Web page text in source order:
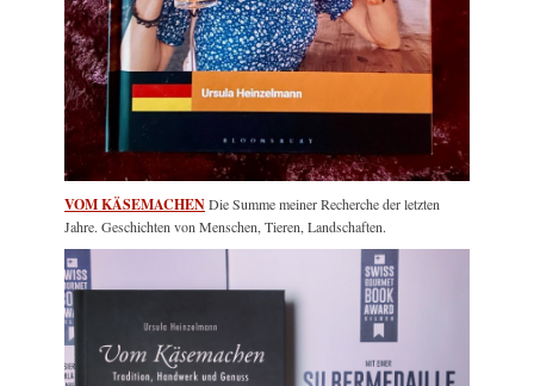
VOM KÄSEMACHENDie Summe meiner Recherche der letzten
Jahre. Geschichten von Menschen, Tieren, Landschaften.